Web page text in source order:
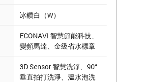
冰鑽白（W）
ECONAVI 智慧節能科技、
變頻馬達、金級省水標章
3D Sensor 智慧洗淨、90°
垂直拍打洗淨、溫水泡洗